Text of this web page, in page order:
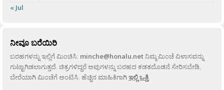
« Jul
ನೀವೂ ಬರೆಯಿರಿ
ಬರಹಗಳನ್ನು ಇಲ್ಲಿಗೆ ಮಿಂಚಿಸಿ: minche@honalu.netನಿಮ್ಮ ಮಿಂಚೆ ವಿಳಾಸವನ್ನು
ಗುಟ್ಟಾಗಿಡಲಾಗುತ್ತದೆ. ಚಿತ್ರಗಳಿದ್ದರೆ ಅವುಗಳನ್ನು ಬರಹದ ಕಡತದೊಡನೆ ಸೇರಿಸಬೇಡಿ,
ಬೇರೆಯಾಗಿ ಮಿಂಚೆಗೆ ಅಂಟಿಸಿ. ಹೆಚ್ಚಿನ ಮಾಹಿತಿಗಾಗಿಇಲ್ಲಿ ಒತ್ತಿ.